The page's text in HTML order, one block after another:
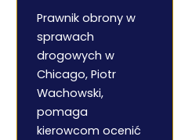
Prawnik obrony w
sprawach
drogowych w
Chicago, Piotr
Wachowski,
pomaga
kierowcom ocenić